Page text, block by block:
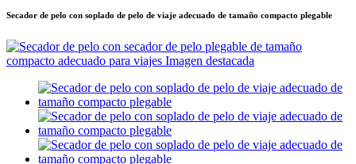
Secador de pelo con soplado de pelo de viaje adecuado de tamaño compacto plegable